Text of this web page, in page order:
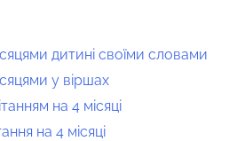
дитині своїми словами
у віршах
на 4 місяці
на 4 місяці